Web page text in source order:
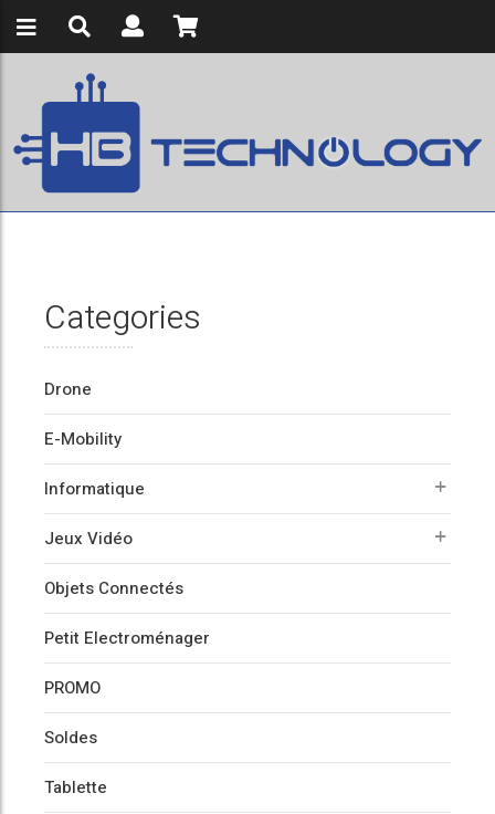
Categories
Drone
E-Mobility
Informatique
Jeux Vidéo
Objets Connectés
Petit Electroménager
PROMO
Soldes
Tablette